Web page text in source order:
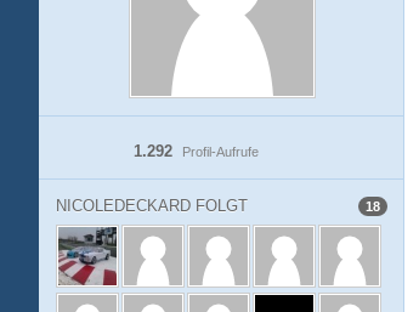
Profil-Aufrufe
1.292
NICOLEDECKARD FOLGT 18